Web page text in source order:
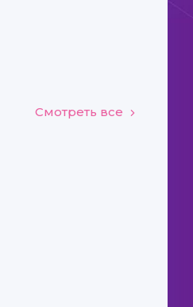
Смотреть все